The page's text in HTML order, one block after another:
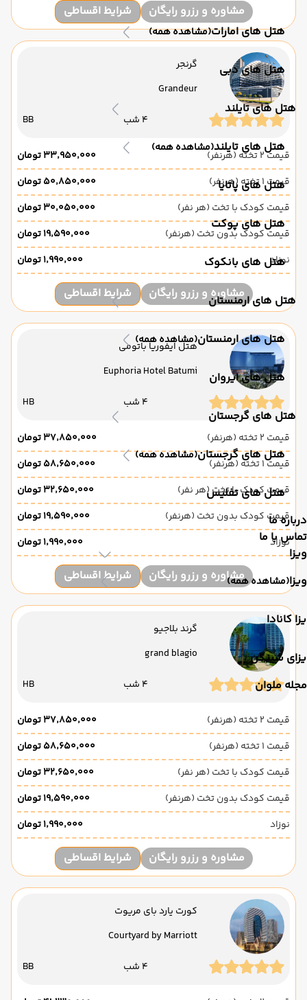
هتل های امارات(مشاهده همه)
هتل های دبی
هتل های تایلند
هتل های تایلند(مشاهده همه)
هتل های پاتایا
هتل های پوکت
هتل های بانکوک
هتل های ارمنستان
هتل های ارمنستان(مشاهده همه)
هتل های ایروان
هتل های گرجستان
هتل های گرجستان(مشاهده همه)
هتل های تفلیس
درباره ما
تماس با ما
ویزا
ویزا(مشاهده همه)
کانادا
شینگن
مجله ملوان
مشاوره و رزرو رایگان شرایط اقساطی
گرنجر
Grandeur
4 شب BB
قیمت 2 تخته (هرنفر)
۳۳٬۹۵۰٬۰۰۰ تومان
قیمت 1 تخته (هرنفر)
۵۰٬۸۵۰٬۰۰۰ تومان
قیمت کودک با تخت (هر نفر)
۳۰٬۰۵۰٬۰۰۰ تومان
قیمت کودک بدون تخت (هرنفر)
۱۹٬۵۹۰٬۰۰۰ تومان
نوزاد
۱٬۹۹۰٬۰۰۰ تومان
مشاوره و رزرو رایگان شرایط اقساطی
هتل ایفوریا باتومی
Euphoria Hotel Batumi
4 شب HB
قیمت 2 تخته (هرنفر)
۳۷٬۸۵۰٬۰۰۰ تومان
قیمت 1 تخته (هرنفر)
۵۸٬۶۵۰٬۰۰۰ تومان
قیمت کودک با تخت (هر نفر)
۳۲٬۶۵۰٬۰۰۰ تومان
قیمت کودک بدون تخت (هرنفر)
۱۹٬۵۹۰٬۰۰۰ تومان
نوزاد
۱٬۹۹۰٬۰۰۰ تومان
مشاوره و رزرو رایگان شرایط اقساطی
گرند بلاجیو
grand blagio
4 شب HB
قیمت 2 تخته (هرنفر)
۳۷٬۸۵۰٬۰۰۰ تومان
قیمت 1 تخته (هرنفر)
۵۸٬۶۵۰٬۰۰۰ تومان
قیمت کودک با تخت (هر نفر)
۳۲٬۶۵۰٬۰۰۰ تومان
قیمت کودک بدون تخت (هرنفر)
۱۹٬۵۹۰٬۰۰۰ تومان
نوزاد
۱٬۹۹۰٬۰۰۰ تومان
مشاوره و رزرو رایگان شرایط اقساطی
کورت یارد بای مریوت
Courtyard by Marriott
4 شب BB